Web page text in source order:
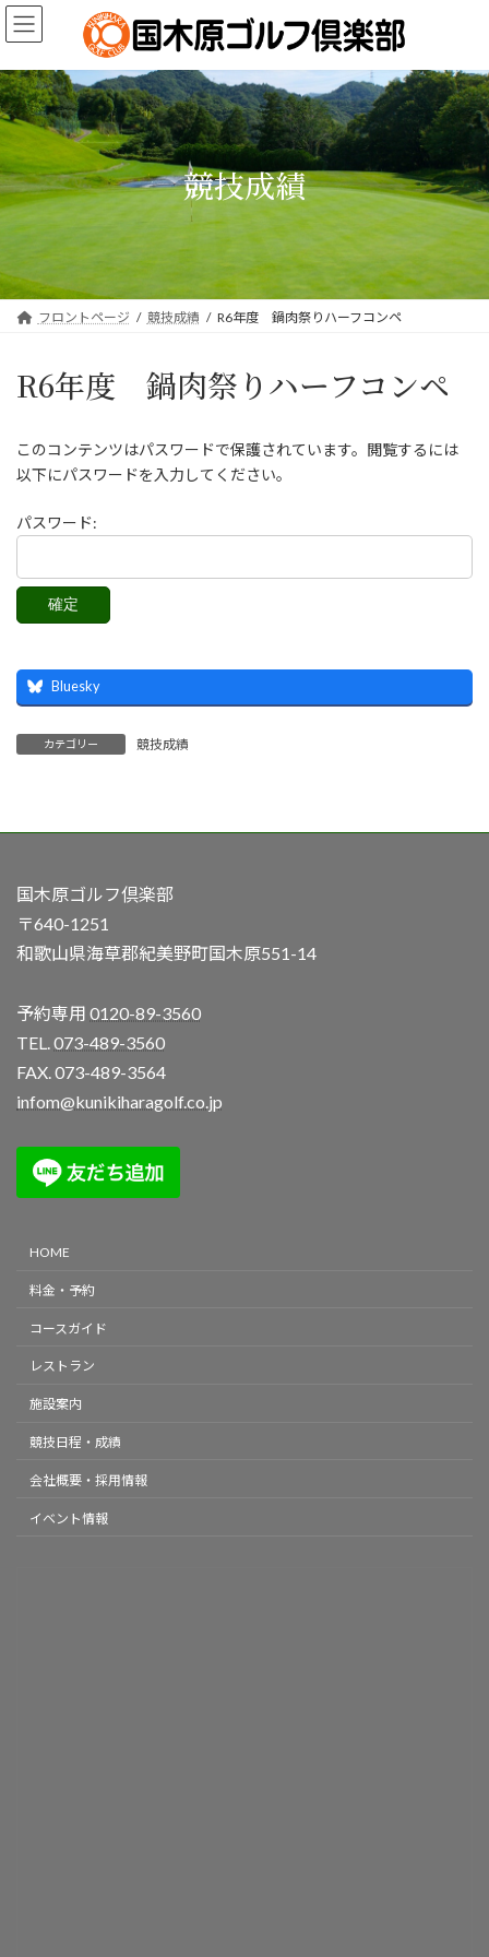
コ
ン
ン
ツ
へ
キ
ッ
プ
ナ
ビ
ー
シ
ョ
に
移
動
競技成績
フロントページ 競技成績 R6年度 鍋肉祭りハーフコンペ
R6年度 鍋肉祭りハーフコンペ
このコンテンツはパスワードで保護されています。閲覧するには
以下にパスワードを入力してください。
パスワード:
Bluesky
カテゴリー 競技成績
国木原ゴルフ倶楽部
〒640-1251
和歌山県海草郡紀美野町国木原551-14
予約専用 0120-89-3560
TEL.073-489-3560
FAX. 073-489-3564
infom@kunikiharagolf.co.jp
HOME
料金・予約
コースガイド
レストラン
施設案内
競技日程・成績
会社概要・採用情報
イベント情報